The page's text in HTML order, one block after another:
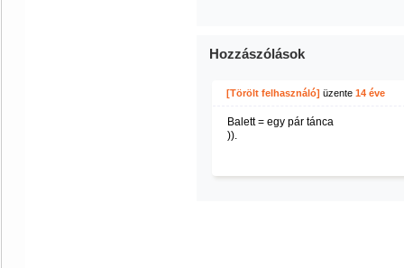
Hozzászólások
[Törölt felhasználó] üzente 14 éve
Balett = egy pár tánca
)).